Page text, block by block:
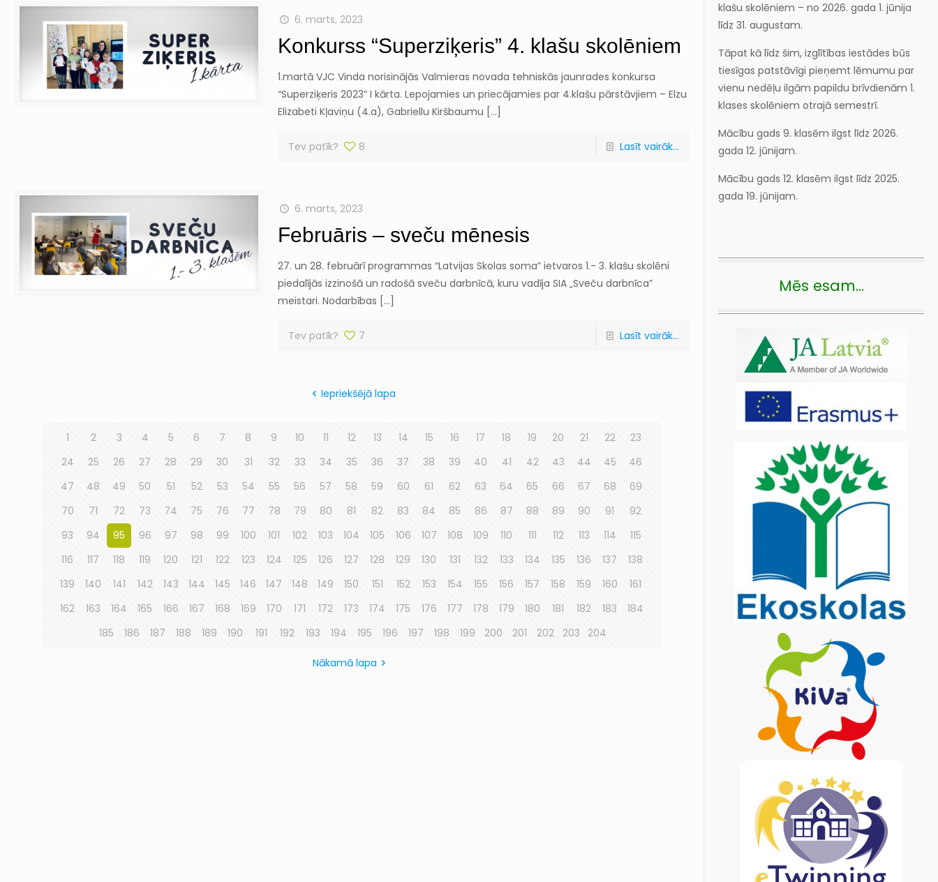
6. marts, 2023
Konkurss “Superziķeris” 4. klašu skolēniem
1.martā VJC Vinda norisinājās Valmieras novada tehniskās jaunrades konkursa
“Superziķeris 2023” I kārta. Lepojamies un priecājamies par 4.klašu pārstāvjiem – Elzu
Elizabeti Kļaviņu (4.a), Gabriellu Kiršbaumu […]
Tev patīk? 8 Lasīt vairāk...
6. marts, 2023
Februāris – sveču mēnesis
27. un 28. februārī programmas “Latvijas Skolas soma” ietvaros 1.- 3. klašu skolēni
piedalījās izzinošā un radošā sveču darbnīcā, kuru vadīja SIA „Sveču darbnīca”
meistari. Nodarbības […]
Tev patīk? 7 Lasīt vairāk...
Iepriekšējā lapa
1 2 3 4 5 6 7 8 9 10 11 12 13 14 15 16 17 18 19 20 21 22
23
24
25 26 27 28 29 30 31 32 33 34 35 36 37 38 39 40 41 42 43 44 45
46
47
48 49 50 51 52 53 54 55 56 57 58 59 60 61 62 63 64 65 66 67 68
69
70
71 72 73 74 75 76 77 78 79 80 81 82 83 84 85 86 87 88 89 90 91
92
93
94 95 96 97 98 99 100 101 102 103 104 105 106 107 108 109 110 111 112 113 114
115
116
117 118 119 120 121 122 123 124 125 126 127 128 129 130 131 132 133 134 135 136 137
138
139
140 141 142 143 144 145 146 147 148 149 150 151 152 153 154 155 156 157 158 159 160
161
162
163 164 165 166 167 168 169 170 171 172 173 174 175 176 177 178 179 180 181 182 183
184
185
186 187 188 189 190 191 192 193 194 195 196 197 198 199 200 201 202 203 204
Nākamā lapa
klašu skolēniem – no 2026. gada 1. jūnija
līdz 31. augustam.
Tāpat kā līdz šim, izglītības iestādes būs
tiesīgas patstāvīgi pieņemt lēmumu par
vienu nedēļu ilgām papildu brīvdienām 1.
klases skolēniem otrajā semestrī.
Mācību gads 9. klasēm ilgst līdz 2026.
gada 12. jūnijam.
Mācību gads 12. klasēm ilgst līdz 2025.
gada 19. jūnijam.
Mēs esam…